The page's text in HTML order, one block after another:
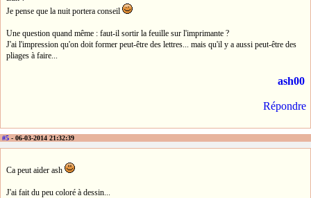
Je pense que la nuit portera conseil
Une question quand même : faut-il sortir la feuille sur l'imprimante ?
J'ai l'impression qu'on doit former peut-être des lettres... mais qu'il y a aussi peut-être des
pliages à faire...
ash00
Répondre
#5 - 06-03-2014 21:32:39
Ca peut aider ash
J'ai fait du peu coloré à dessin...